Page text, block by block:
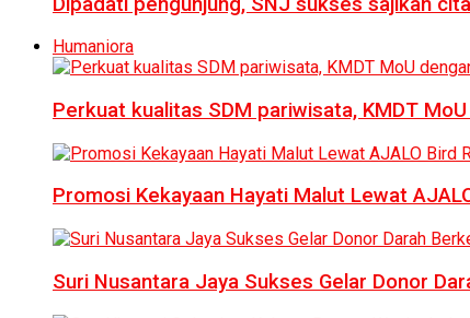
Humaniora
Perkuat kualitas SDM pariwisata, KMDT
Promosi Kekayaan Hayati Malut Lewat
Suri Nusantara Jaya Sukses Gelar Donor